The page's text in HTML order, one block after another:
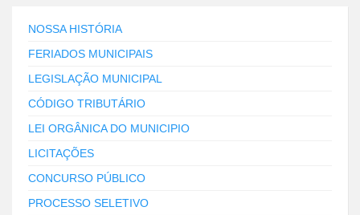
NOSSA HISTÓRIA
FERIADOS MUNICIPAIS
LEGISLAÇÃO MUNICIPAL
CÓDIGO TRIBUTÁRIO
LEI ORGÂNICA DO MUNICIPIO
LICITAÇÕES
CONCURSO PÚBLICO
PROCESSO SELETIVO